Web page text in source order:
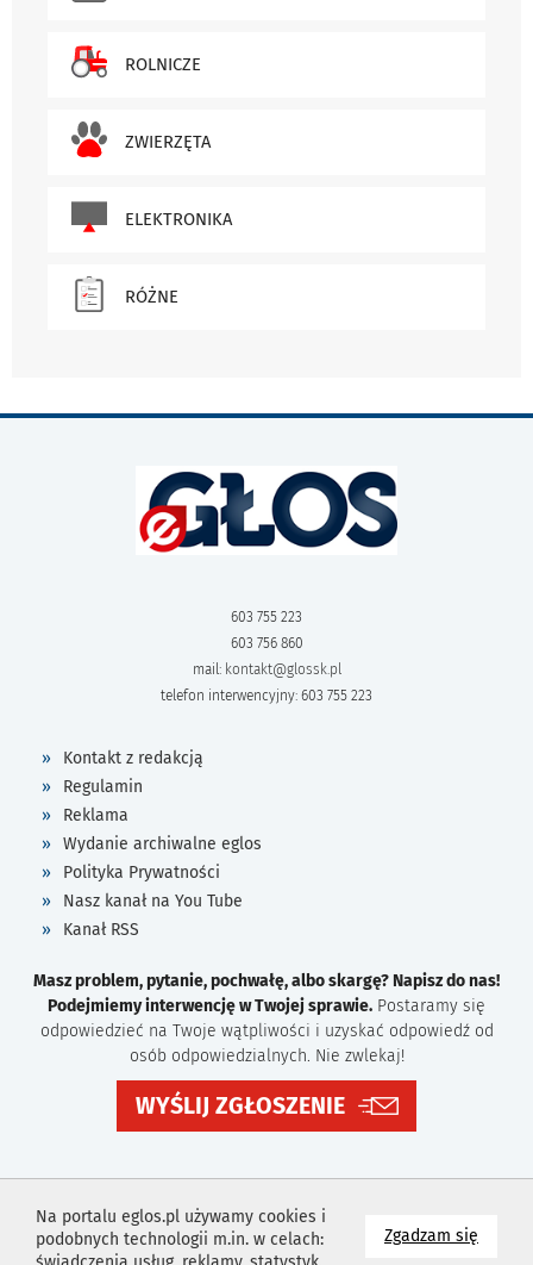
Zgadzam się
Na portalu eglos.pl używamy cookies i
podobnych technologii m.in. w celach:
ROLNICZE
ZWIERZĘTA
ELEKTRONIKA
RÓŻNE
603 755 223
603 756 860
mail: kontakt@glossk.pl
telefon interwencyjny: 603 755 223
Kontakt z redakcją
Regulamin
Reklama
Wydanie archiwalne eglos
Polityka Prywatności
Nasz kanał na You Tube
Kanał RSS
Masz problem, pytanie, pochwałę, albo skargę? Napisz do nas!
Podejmiemy interwencję w Twojej sprawie. Postaramy się
odpowiedzieć na Twoje wątpliwości i uzyskać odpowiedź od
osób odpowiedzialnych. Nie zwlekaj!
WYŚLIJ ZGŁOSZENIE